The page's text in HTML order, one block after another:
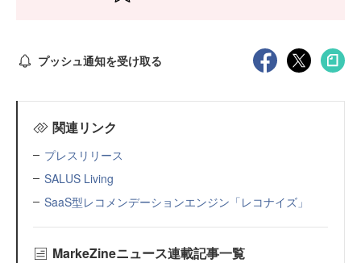
プッシュ通知を受け取る
関連リンク
プレスリリース
SALUS Living
SaaS型レコメンデーションエンジン「レコナイズ」
MarkeZineニュース連載記事一覧